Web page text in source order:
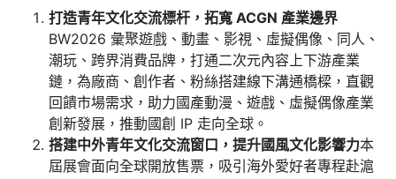
打造青年文化交流標杆，拓寬 ACGN 產業邊界
BW2026 彙聚遊戲、動畫、影視、虛擬偶像、同人、
潮玩、跨界消費品牌，打通二次元內容上下游產業
鏈，為廠商、創作者、粉絲搭建線下溝通橋樑，直觀
回饋市場需求，助力國產動漫、遊戲、虛擬偶像產業
創新發展，推動國創 IP 走向全球。
搭建中外青年文化交流窗口，提升國風文化影響力本
屆展會面向全球開放售票，吸引海外愛好者專程赴滬